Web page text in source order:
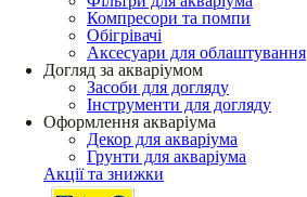
Компресори та помпи
Обігрівачі
Аксесуари для облаштування
Догляд за акваріумом
Засоби для догляду
Інструменти для догляду
Оформлення акваріума
Декор для акваріума
Грунти для акваріума
Акції та знижки